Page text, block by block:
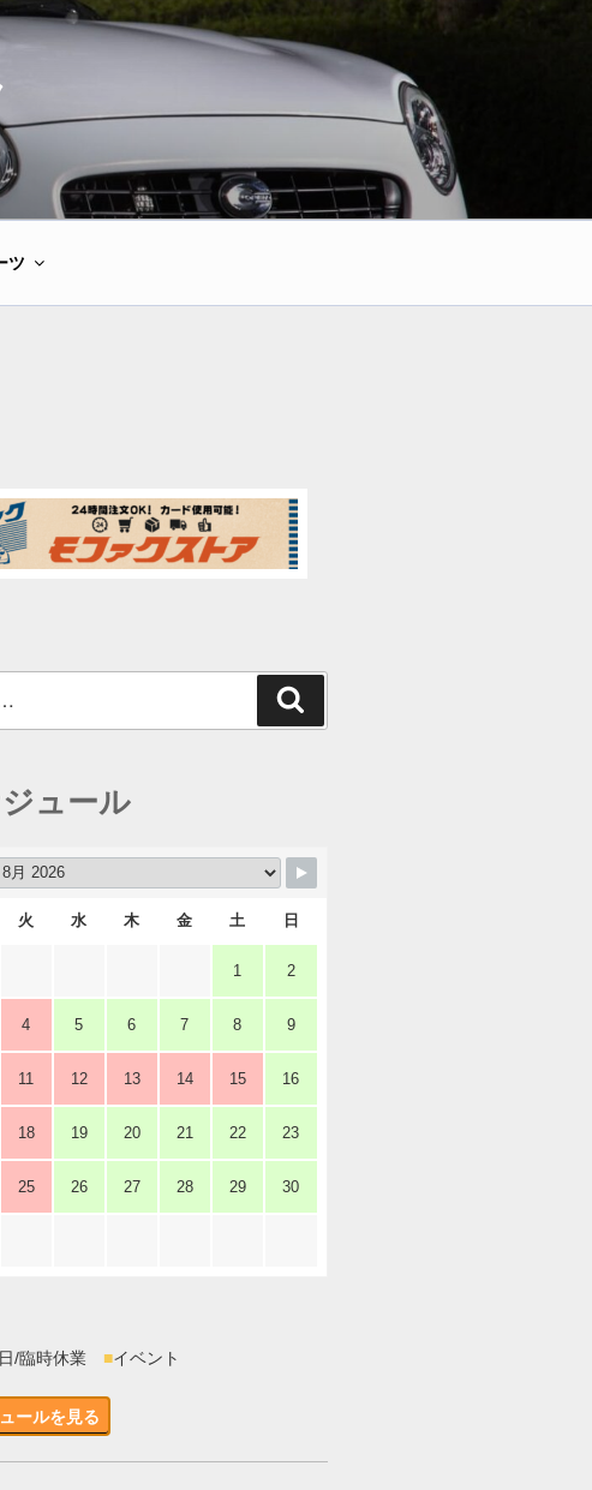
ツ
索
ュール
火 水 木 金 土 日
1 2
4 5 6 7 8 9
11 12 13 14 15 16
18 19 20 21 22 23
25 26 27 28 29 30
/臨時休業 ■イベント
ールを見る